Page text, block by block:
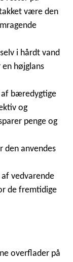
være den
i hårdt vand
højglans
af bæredygtige
og
penge og
den anvendes
vedvarende
de fremtidige
overflader på